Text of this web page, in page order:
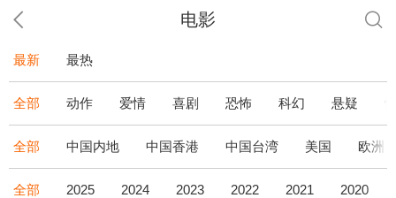
电影
最新 最热
全部 动作 爱情 喜剧 恐怖 科幻 悬疑
全部 中国内地 中国香港 中国台湾 美国 欧洲
全部 2025 2024 2023 2022 2021 2020